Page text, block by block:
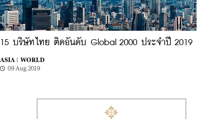
15 บริษัทไทย ติดอันดับ Global 2000 ประจำปี 2019
ASIA |
WORLD
09 Aug 2019